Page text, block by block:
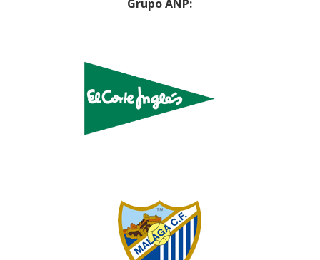
Grupo ANP: